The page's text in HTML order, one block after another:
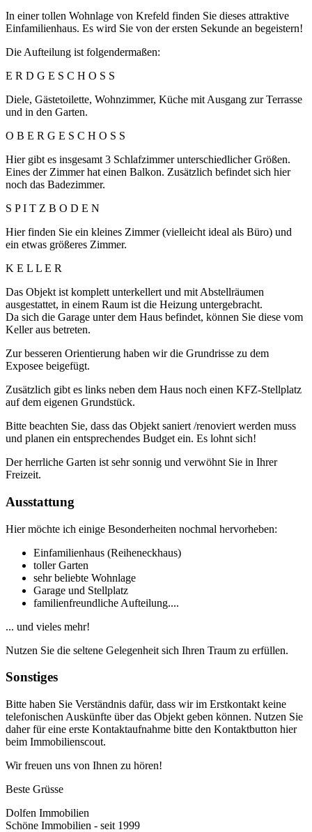
In einer tollen Wohnlage von Krefeld finden Sie dieses attraktive
Einfamilienhaus. Es wird Sie von der ersten Sekunde an begeistern!
Die Aufteilung ist folgendermaßen:
E R D G E S C H O S S
Diele, Gästetoilette, Wohnzimmer, Küche mit Ausgang zur Terrasse
und in den Garten.
O B E R G E S C H O S S
Hier gibt es insgesamt 3 Schlafzimmer unterschiedlicher Größen.
Eines der Zimmer hat einen Balkon. Zusätzlich befindet sich hier
noch das Badezimmer.
S P I T Z B O D E N
Hier finden Sie ein kleines Zimmer (vielleicht ideal als Büro) und
ein etwas größeres Zimmer.
K E L L E R
Das Objekt ist komplett unterkellert und mit Abstellräumen
ausgestattet, in einem Raum ist die Heizung untergebracht.
Da sich die Garage unter dem Haus befindet, können Sie diese vom
Keller aus betreten.
Zur besseren Orientierung haben wir die Grundrisse zu dem
Exposee beigefügt.
Zusätzlich gibt es links neben dem Haus noch einen KFZ-Stellplatz
auf dem eigenen Grundstück.
Bitte beachten Sie, dass das Objekt saniert /renoviert werden muss
und planen ein entsprechendes Budget ein. Es lohnt sich!
Der herrliche Garten ist sehr sonnig und verwöhnt Sie in Ihrer
Freizeit.
Ausstattung
Hier möchte ich einige Besonderheiten nochmal hervorheben:
Einfamilienhaus (Reiheneckhaus)
toller Garten
sehr beliebte Wohnlage
Garage und Stellplatz
familienfreundliche Aufteilung....
... und vieles mehr!
Nutzen Sie die seltene Gelegenheit sich Ihren Traum zu erfüllen.
Sonstiges
Bitte haben Sie Verständnis dafür, dass wir im Erstkontakt keine
telefonischen Auskünfte über das Objekt geben können. Nutzen Sie
daher für eine erste Kontaktaufnahme bitte den Kontaktbutton hier
beim Immobilienscout.
Wir freuen uns von Ihnen zu hören!
Beste Grüsse
Dolfen Immobilien
Schöne Immobilien - seit 1999